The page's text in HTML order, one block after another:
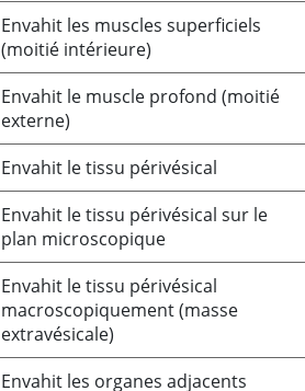
Envahit les muscles superficiels
(moitié intérieure)
Envahit le muscle profond (moitié
externe)
Envahit le tissu périvésical
Envahit le tissu périvésical sur le
plan microscopique
Envahit le tissu périvésical
macroscopiquement (masse
extravésicale)
Envahit les organes adjacents